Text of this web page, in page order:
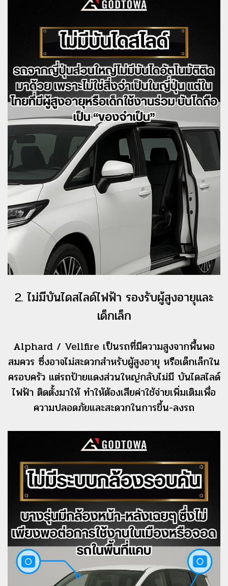
2. ไม่มีบันไดสไลด์ไฟฟ้า รองรับผู้สูงอายุและ
เด็กเล็ก
Alphard / Vellfire เป็นรถที่มีความสูงจากพื้นพอ
สมควร ซึ่งอาจไม่สะดวกสำหรับผู้สูงอายุ หรือเด็กเล็กใน
ครอบครัว แต่รถป้ายแดงส่วนใหญ่กลับไม่มี บันไดสไลด์
ไฟฟ้า ติดตั้งมาให้ ทำให้ต้องเสียค่าใช้จ่ายเพิ่มเติมเพื่อ
ความปลอดภัยและสะดวกในการขึ้น-ลงรถ